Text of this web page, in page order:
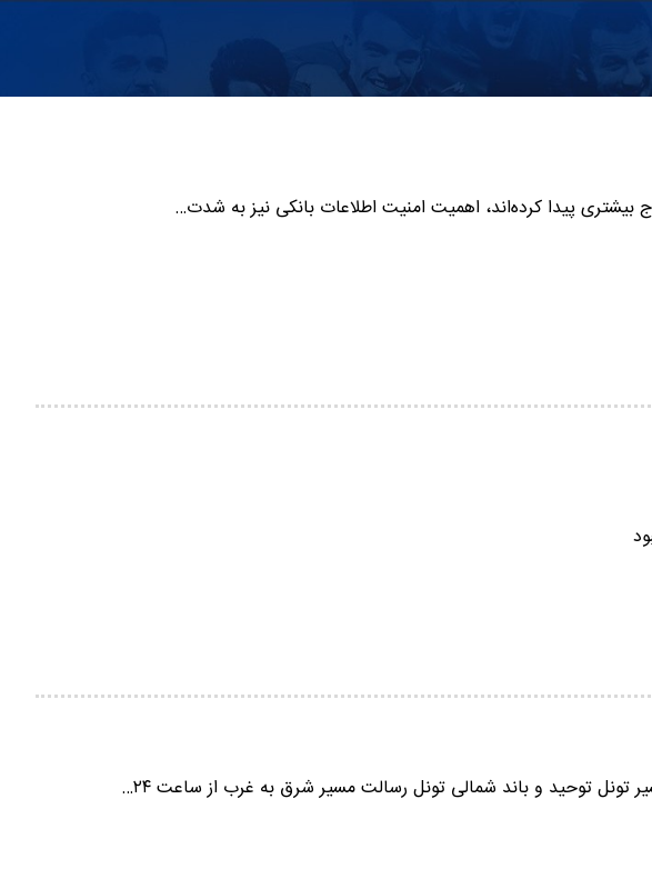
بیشتری پیدا کرده‌اند، اهمیت امنیت اطلاعات بانکی نیز به شدت…